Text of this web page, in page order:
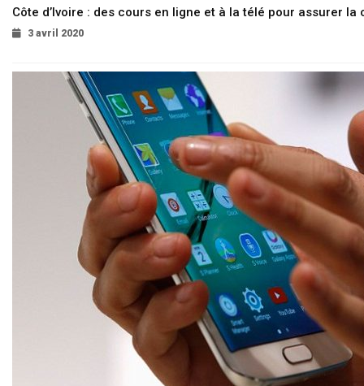
Côte d’Ivoire : des cours en ligne et à la télé pour assurer la
3 avril 2020